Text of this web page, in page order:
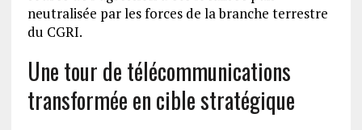
neutralisée par les forces de la branche terrestre
du CGRI.
Une tour de télécommunications
transformée en cible stratégique